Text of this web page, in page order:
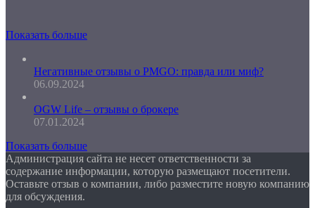
Показать больше
Негативные отзывы о PMGO: правда или миф?
06.09.2024
OGW Life – отзывы о брокере
07.01.2024
Показать больше
Администрация сайта не несет ответственности за
содержание информации, которую размещают посетители.
Оставьте отзыв о компании, либо разместите новую компанию
для обсуждения.